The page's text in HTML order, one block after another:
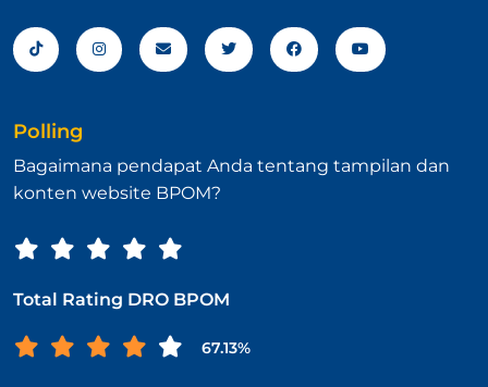
Polling
Bagaimana pendapat Anda tentang tampilan dan
konten website BPOM?
Total Rating DRO BPOM
67.13%